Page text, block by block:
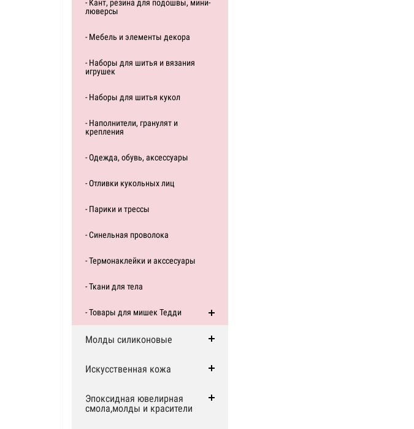
- Кант, резина для подошвы, мини-
люверсы
- Мебель и элементы декора
- Наборы для шитья и вязания
игрушек
- Наборы для шитья кукол
- Наполнители, гранулят и
крепления
- Одежда, обувь, аксессуары
- Отливки кукольных лиц
- Парики и трессы
- Синельная проволока
- Термонаклейки и акссесуары
- Ткани для тела
- Товары для мишек Тедди
Молды силиконовые
Искусственная кожа
Эпоксидная ювелирная
смола,молды и красители